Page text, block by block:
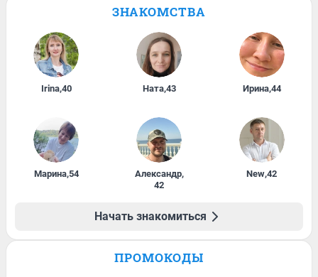
ЗНАКОМСТВА
Irina,40 Ната,43 Ирина,44
Марина,54 Александр,
42
New,42
Начать знакомиться
ПРОМОКОДЫ